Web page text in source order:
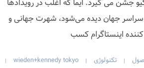
جشن می گیرد. ایما که اغلب در رویدادها
سراسر جهان دیده می‌شود، شهرت جهانی و
| تکنولوژی |
wieden+kennedy tokyo
|